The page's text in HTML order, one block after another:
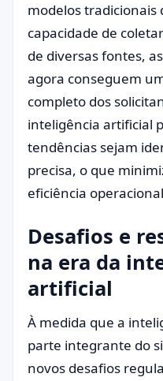
modelos tradicionais
capacidade de
de diversas fontes,
agora conseguem
completo dos
inteligência artificial
tendências sejam
precisa, o que
eficiência
Desafios e
na era da
artificial
À medida que a
parte integrante do
novos desafios